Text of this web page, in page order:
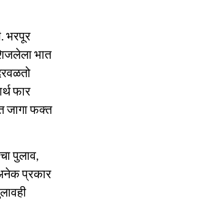
भरपूर
भात
फार
जागा फक्त
पुलाव,
प्रकार